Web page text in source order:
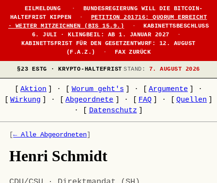
EILMELDUNG ·
BUNDESREGIERUNG WILL DIE BITCOIN-
HALTEFRIST KIPPEN
·
PETITION 201716: QUORUM ERREICHT
· WEITER MITZEICHNEN (BIS 15.9.)
·
KABINETTSBESCHLUSS
6. JULI · KLINGBEIL: AB 1. JANUAR 2027
·
KABINETTSFRIST FÜR DEN GESETZENTWURF: 12. AUGUST
(F.A.Z.)
· FAX ZURÜCK
§23 ESTG · KRYPTO-HALTEFRIST STAND: 7. AUGUST 2026
Aktion · Worum geht's · Argumente
·
Wirkung · Abgeordnete · FAQ · Quellen
·
Datenschutz
[← Alle Abgeordneten]
Henri Schmidt